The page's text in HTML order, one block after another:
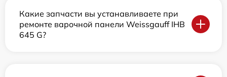
Какие запчасти вы устанавливаете при
ремонте варочной панели Weissgauff IHB
645 G?